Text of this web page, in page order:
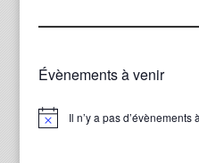
Évènements à venir
Notice Il n’y a pas d’évènements